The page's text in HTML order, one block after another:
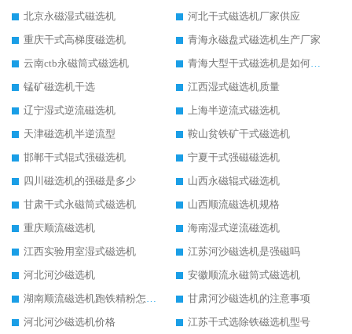
北京永磁湿式磁选机
河北干式磁选机厂家供应
重庆干式高梯度磁选机
青海永磁盘式磁选机生产厂家
云南ctb永磁筒式磁选机
青海大型干式磁选机是如何选矿的
锰矿磁选机干选
江西湿式磁选机质量
辽宁湿式逆流磁选机
上海半逆流式磁选机
天津磁选机半逆流型
鞍山贫铁矿干式磁选机
邯郸干式辊式强磁选机
宁夏干式强磁磁选机
四川磁选机的强磁是多少
山西永磁辊式磁选机
甘肃干式永磁筒式磁选机
山西顺流磁选机规格
重庆顺流磁选机
海南湿式逆流磁选机
江西实验用室湿式磁选机
江苏河沙磁选机是强磁吗
河北河沙磁选机
安徽顺流永磁筒式磁选机
湖南顺流磁选机跑铁精粉怎么处理
甘肃河沙磁选机的注意事项
河北河沙磁选机价格
江苏干式选除铁磁选机型号